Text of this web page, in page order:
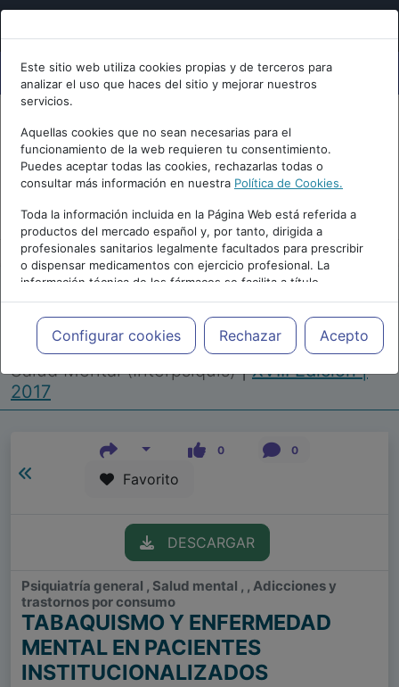
Este sitio web utiliza cookies propias y de terceros para
analizar el uso que haces del sitio y mejorar nuestros
servicios.
Aquellas cookies que no sean necesarias para el
funcionamiento de la web requieren tu consentimiento.
Puedes aceptar todas las cookies, rechazarlas todas o
consultar más información en nuestra Política de Cookies.
Toda la información incluida en la Página Web está referida a
productos del mercado español y, por tanto, dirigida a
profesionales sanitarios legalmente facultados para prescribir
o dispensar medicamentos con ejercicio profesional. La
información técnica de los fármacos se facilita a título
meramente informativo, siendo responsabilidad de los
profesionales facultados prescribir medicamentos y decidir, en
cada caso concreto, el tratamiento más adecuado a las
necesidades del paciente.
Configurar cookies Rechazar Acepto
Repositorio de Artículos |Congreso Virtual
Internacional de Psiquiatría, Psicología y
Salud Mental (Interpsiquis)|XVIII Edición |
2017
0 0
Favorito
DESCARGAR
Psiquiatría general , Salud mental , , Adicciones y
trastornos por consumo
TABAQUISMO Y ENFERMEDAD
MENTAL EN PACIENTES
INSTITUCIONALIZADOS